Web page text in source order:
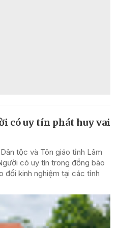
có uy tín phát huy vai
tộc và Tôn giáo tỉnh Lâm
có uy tín trong đồng bào
đổi kinh nghiệm tại các tỉnh